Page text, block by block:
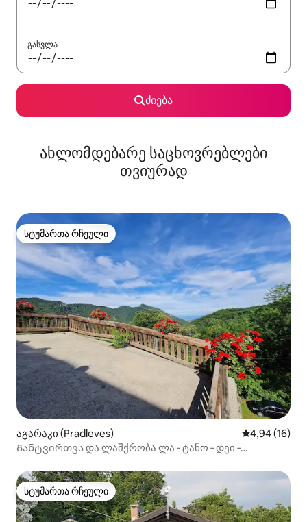
გასვლა
ძიება
ახლომდებარე საცხოვრებლები
თვიურად
სტუმართა რჩეული
სტუმართა რჩეული
აგარაკი (Pradleves) საშუალო
4,94 (16)
Განტვირთვა და ლაშქრობა ლა ‑ ტანო ‑ დეი ‑
სტუმართა რჩეული
სტუმართა რჩეული